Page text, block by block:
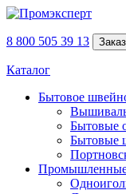
8 800 505 39 13
Каталог
Бытовое
Бытовые
Бытовые